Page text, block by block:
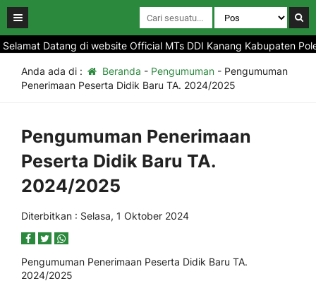
Datang di website Official MTs DDI Kanang Kabupaten
Anda ada di : Beranda - Pengumuman- Pengumuman
Penerimaan Peserta Didik Baru TA. 2024/2025
Pengumuman Penerimaan
Peserta Didik Baru TA.
2024/2025
Diterbitkan : Selasa, 1 Oktober 2024
Pengumuman Penerimaan Peserta Didik Baru TA.
2024/2025